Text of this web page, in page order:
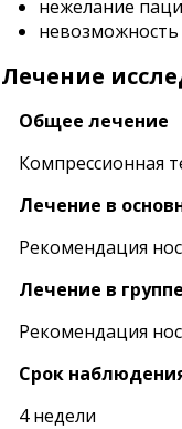
нежелание
Лечение
Общее лечение
Компрессионная
Лечение в
Рекомендация
Лечение в
Рекомендация
Срок
4 недели